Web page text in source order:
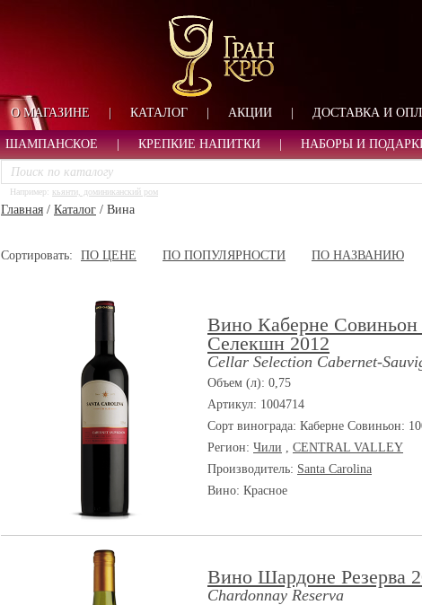
ЛОГИН
ЗАПОМНИТЬ МЕНЯ
ВАШЕ ИМЯ:
ТЕЛЕФОН:
ИМЯ
О МАГАЗИНЕ | КАТАЛОГ АКЦИИ ДОСТАВКА И
ШАМПАНСКОЕ КРЕПКИЕ НАПИТКИ НАБОРЫ И
Например: кьянти, доминиканский ром
Главная / Каталог / Вина
Сортировать: ПО ЦЕНЕ ПО ПОПУЛЯРНОСТИ
ПО НАЗВАНИЮ
Вино Каберне Совиньон
Селекшн 2012
Cellar Selection Cabernet-
Объем (л): 0,75
Артикул: 1004714
Сорт винограда: Каберне Совиньон:
Регион: Чили , CENTRAL VALLEY
Производитель: Santa Carolina
Вино: Красное
Вино Шардоне Резерва
Chardonnay Reserva